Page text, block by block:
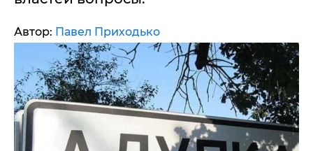
Автор: Павел Приходько